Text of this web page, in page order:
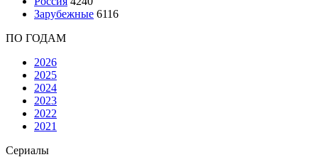
Зарубежные 6116
ПО ГОДАМ
2026
2025
2024
2023
2022
2021
Сериалы